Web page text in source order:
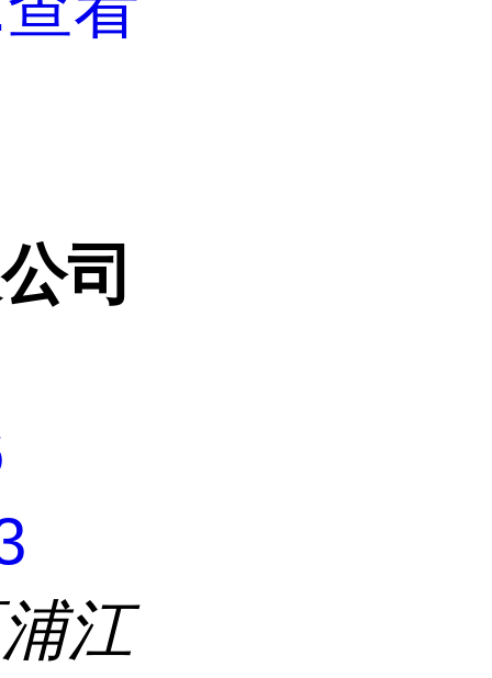
司
江